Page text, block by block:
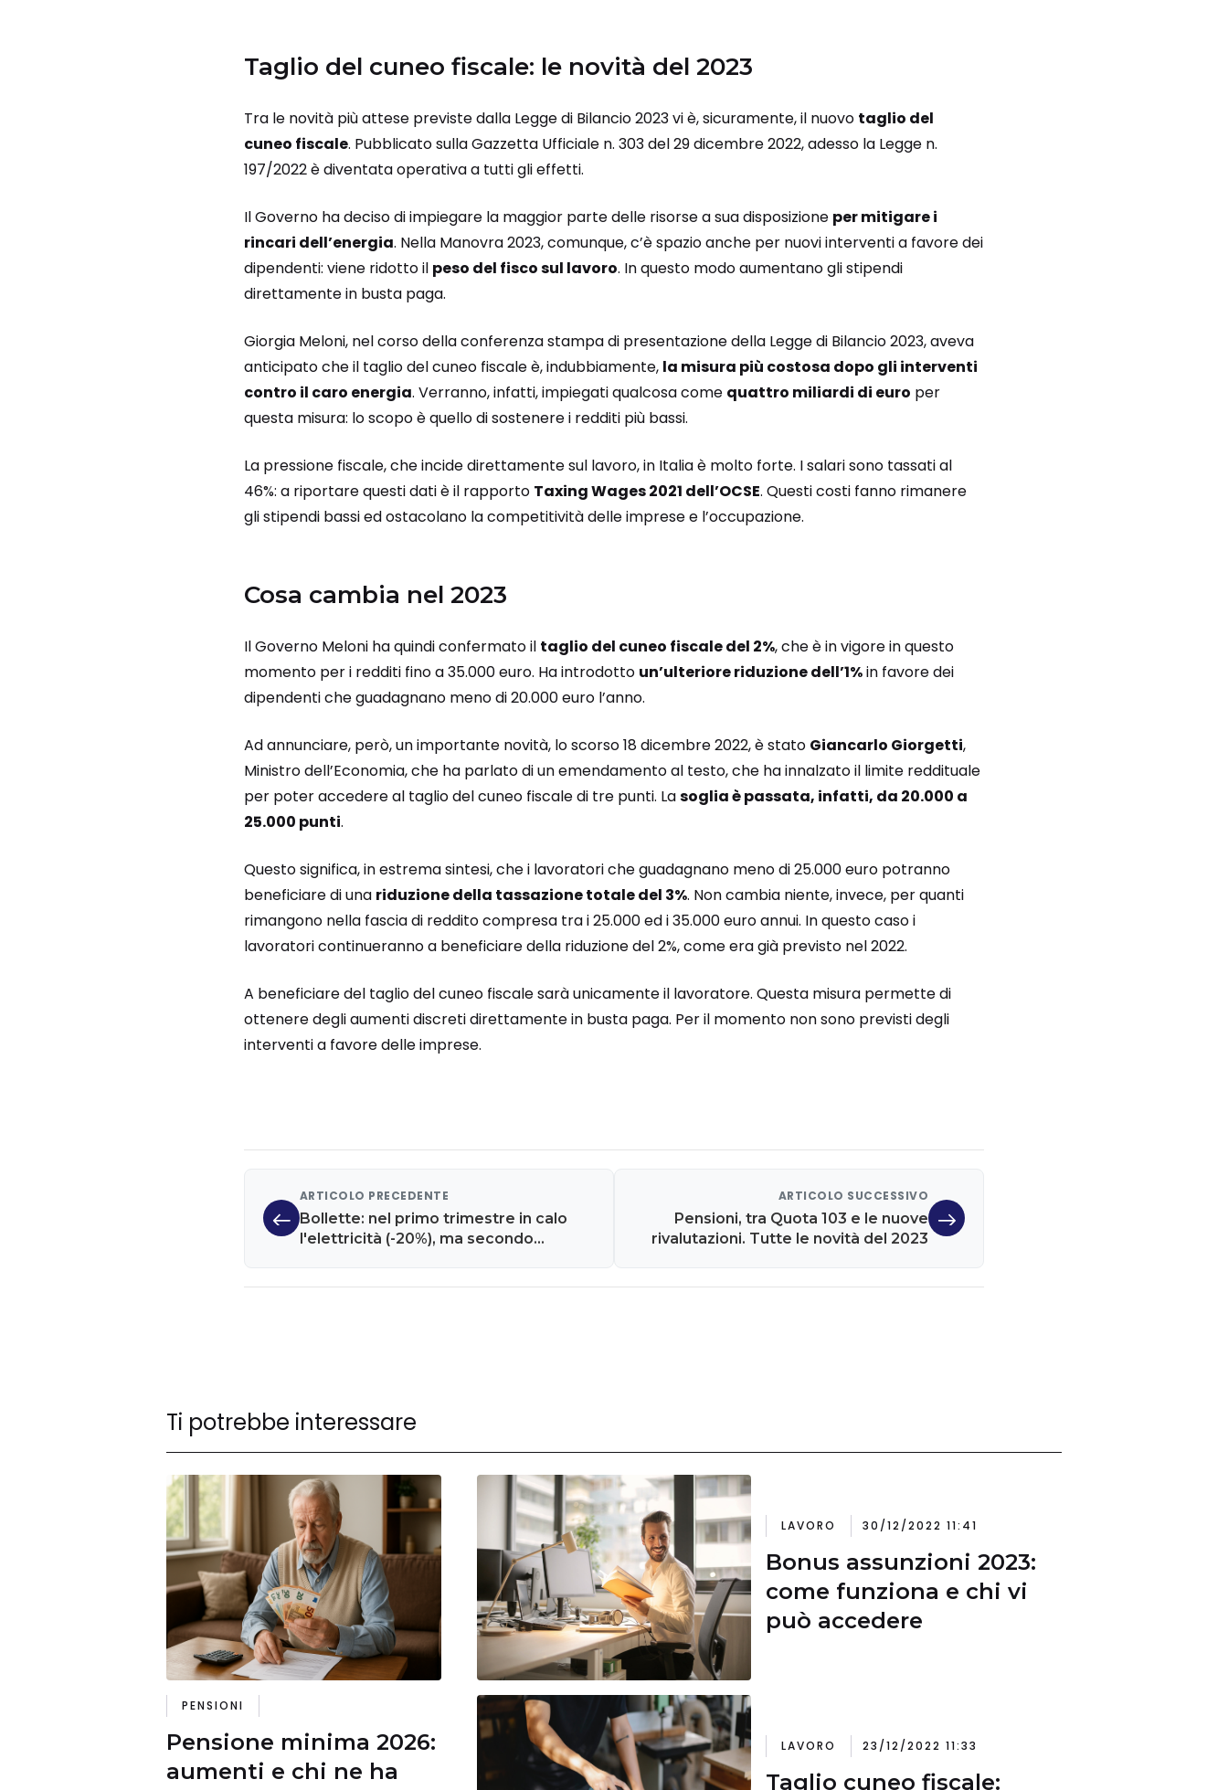
Taglio del cuneo fiscale: le novità del 2023
Tra le novità più attese previste dalla Legge di Bilancio 2023 vi è, sicuramente, il nuovo taglio del
cuneo fiscale. Pubblicato sulla Gazzetta Ufficiale n. 303 del 29 dicembre 2022, adesso la Legge n.
197/2022 è diventata operativa a tutti gli effetti.
Il Governo ha deciso di impiegare la maggior parte delle risorse a sua disposizione per mitigare i
rincari dell’energia. Nella Manovra 2023, comunque, c’è spazio anche per nuovi interventi a favore dei
dipendenti: viene ridotto il peso del fisco sul lavoro. In questo modo aumentano gli stipendi
direttamente in busta paga.
Giorgia Meloni, nel corso della conferenza stampa di presentazione della Legge di Bilancio 2023, aveva
anticipato che il taglio del cuneo fiscale è, indubbiamente, la misura più costosa dopo gli interventi
contro il caro energia. Verranno, infatti, impiegati qualcosa come quattro miliardi di euro per
questa misura: lo scopo è quello di sostenere i redditi più bassi.
La pressione fiscale, che incide direttamente sul lavoro, in Italia è molto forte. I salari sono tassati al
46%: a riportare questi dati è il rapporto Taxing Wages 2021 dell’OCSE. Questi costi fanno rimanere
gli stipendi bassi ed ostacolano la competitività delle imprese e l’occupazione.
Cosa cambia nel 2023
Il Governo Meloni ha quindi confermato il taglio del cuneo fiscale del 2%, che è in vigore in questo
momento per i redditi fino a 35.000 euro. Ha introdotto un’ulteriore riduzione dell’1%in favore dei
dipendenti che guadagnano meno di 20.000 euro l’anno.
Ad annunciare, però, un importante novità, lo scorso 18 dicembre 2022, è stato Giancarlo Giorgetti,
Ministro dell’Economia, che ha parlato di un emendamento al testo, che ha innalzato il limite reddituale
per poter accedere al taglio del cuneo fiscale di tre punti. Lasoglia è passata, infatti, da 20.000 a
25.000 punti.
Questo significa, in estrema sintesi, che i lavoratori che guadagnano meno di 25.000 euro potranno
beneficiare di una riduzione della tassazione totale del 3%. Non cambia niente, invece, per quanti
rimangono nella fascia di reddito compresa tra i 25.000 ed i 35.000 euro annui. In questo caso i
lavoratori continueranno a beneficiare della riduzione del 2%, come era già previsto nel 2022.
A beneficiare del taglio del cuneo fiscale sarà unicamente il lavoratore. Questa misura permette di
ottenere degli aumenti discreti direttamente in busta paga. Per il momento non sono previsti degli
interventi a favore delle imprese.
ARTICOLO PRECEDENTE
Bollette: nel primo trimestre in calo
l'elettricità (-20%), ma secondo
ARTICOLO SUCCESSIVO
Pensioni, tra Quota 103 e le nuove
rivalutazioni. Tutte le novità del 2023
Ti potrebbe interessare
PENSIONI
Pensione minima 2026:
aumenti e chi ne ha
LAVORO 30/12/2022 11:41
Bonus assunzioni 2023:
come funziona e chi vi
può accedere
LAVORO 23/12/2022 11:33
Taglio cuneo fiscale: